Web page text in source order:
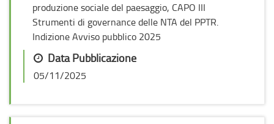
produzione sociale del paesaggio, CAPO III
Strumenti di governance delle NTA del PPTR.
Indizione Avviso pubblico 2025
Data Pubblicazione
05/11/2025